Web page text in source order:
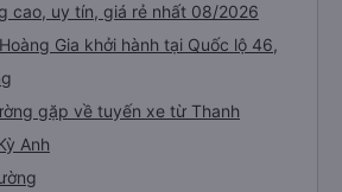
cao, uy tín, giá rẻ nhất 08/2026
Gia khởi hành tại Quốc lộ 46,
gặp về tuyến xe từ Thanh
Anh